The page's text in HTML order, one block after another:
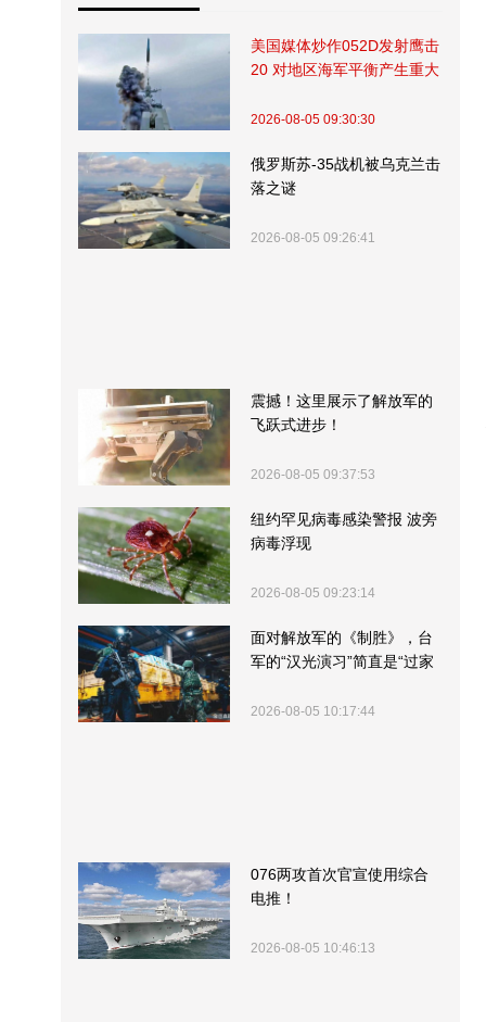
美国媒体炒作052D发射鹰击
20 对地区海军平衡产生重大
2026-08-05 09:30:30
俄罗斯苏-35战机被乌克兰击
落之谜
2026-08-05 09:26:41
震撼！这里展示了解放军的
飞跃式进步！
2026-08-05 09:37:53
纽约罕见病毒感染警报 波旁
病毒浮现
2026-08-05 09:23:14
面对解放军的《制胜》，台
军的“汉光演习”简直是“过家
2026-08-05 10:17:44
076两攻首次官宣使用综合
电推！
2026-08-05 10:46:13